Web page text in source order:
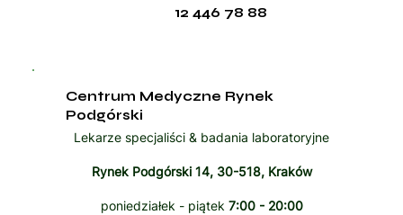
12 446 78 88
Centrum Medyczne Rynek
Podgórski
Lekarze specjaliści & badania laboratoryjne
Rynek Podgórski 14, 30-518, Kraków
poniedziałek - piątek 7:00 - 20:00